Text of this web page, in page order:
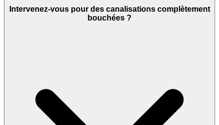
Intervenez-vous pour des canalisations complètement
bouchées ?